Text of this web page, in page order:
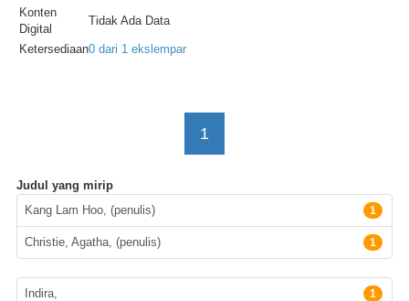
Konten
Digital
Tidak Ada Data
Ketersediaan0 dari 1 ekslempar
1
Judul yang mirip
Pengarang
Kang Lam Hoo, (penulis) 1
Christie, Agatha, (penulis) 1
Penerbit
Indira, 1